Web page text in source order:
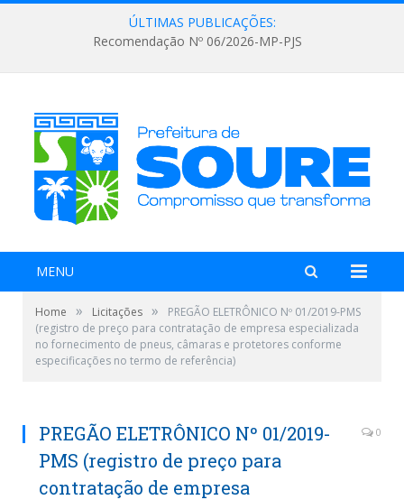
ÚLTIMAS PUBLICAÇÕES:
Recomendação Nº 06/2026-MP-PJS
MENU
Home » Licitações »
PREGÃO ELETRÔNICO Nº 01/2019-PMS
(registro de preço para contratação de empresa especializada
no fornecimento de pneus, câmaras e protetores conforme
especificações no termo de referência)
PREGÃO ELETRÔNICO Nº 01/2019-
PMS (registro de preço para
contratação de empresa
0